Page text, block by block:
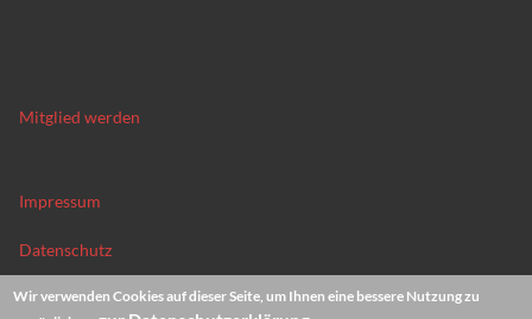
Mitglied werden
Impressum
Datenschutz
News-Archiv
Wir verwenden Cookies auf dieser Seite, um Ihnen eine bessere Nutzung zu